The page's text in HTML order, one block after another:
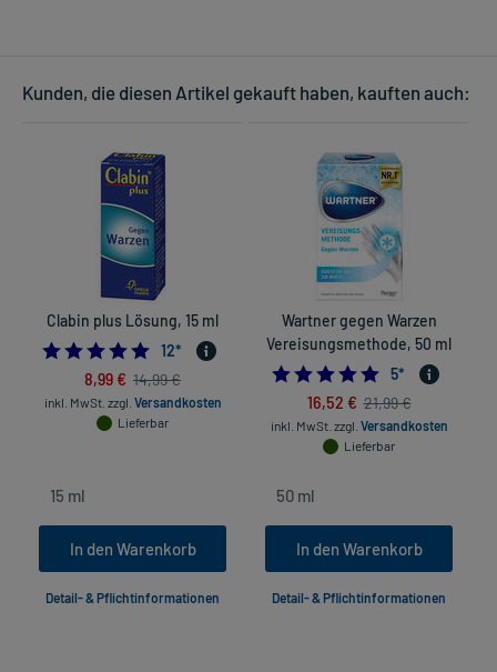
Kunden, die diesen Artikel gekauft haben, kauften auch:
Clabin plus Lösung, 15 ml
4.833333333333333
12*
8,99 € 14,99 €
inkl. MwSt. zzgl. Versandkosten
Lieferbar
In den Warenkorb
Detail- & Pflichtinformationen
Wartner gegen Warzen
Vereisungsmethode, 50 ml
5.0
5*
16,52 € 21,99 €
inkl. MwSt. zzgl. Versandkosten
Lieferbar
In den Warenkorb
Detail- & Pflichtinformationen